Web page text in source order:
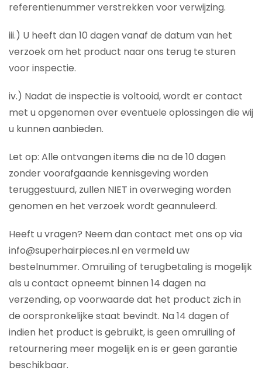
referentienummer verstrekken voor verwijzing.
iii.) U heeft dan 10 dagen vanaf de datum van het
verzoek om het product naar ons terug te sturen
voor inspectie.
iv.) Nadat de inspectie is voltooid, wordt er contact
met u opgenomen over eventuele oplossingen die wij
u kunnen aanbieden.
Let op: Alle ontvangen items die na de 10 dagen
zonder voorafgaande kennisgeving worden
teruggestuurd, zullen NIET in overweging worden
genomen en het verzoek wordt geannuleerd.
Heeft u vragen? Neem dan contact met ons op via
info@superhairpieces.nl en vermeld uw
bestelnummer. Omruiling of terugbetaling is mogelijk
als u contact opneemt binnen 14 dagen na
verzending, op voorwaarde dat het product zich in
de oorspronkelijke staat bevindt. Na 14 dagen of
indien het product is gebruikt, is geen omruiling of
retournering meer mogelijk en is er geen garantie
beschikbaar.